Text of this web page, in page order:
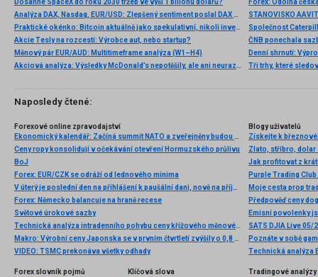
Dosáhne SpaceX do roku 2030 tržeb ve výši 1 bilionu dolarů?
Analýza DAX, Nasdaq, EUR/USD: Zlepšený sentiment poslal DAX na nová maxima
Praktické okénko: Bitcoin aktuálně jako spekulativní, nikoli investiční aktivum
Akcie Tesly na rozcestí: Výrobce aut, nebo startup?
Měnový pár EUR/AUD: Multitimeframe analýza (W1–H4)
Akciová analýza: Výsledky McDonald’s nepotěšily, ale ani neurazily. Jakou vizi společnost prezentovala?
Denní shrnutí:
Tři trhy, které
Naposledy čtené:
Forexové online zpravodajství
Ekonomický kalendář: Začíná summit NATO a zveřejněny budou PMI z Evropy i USA
Ceny ropy konsolidují v očekávání otevření Hormuzského průlivu
BoJ
Forex: EUR/CZK se odráží od lednového minima
V úterý je poslední den na přihlášení k paušální dani, nově na příjmy do dvou milionů ročně. Vyplatí se třeba advokátům, zato řemeslníkům spíše ne
Forex: Německo balancuje na hraně recese
Světové úrokové sazby
Technická analýza intradenního pohybu ceny křížového měnového páru EUR/JPY, pondělí 19. května 2025
Makro: Výrobní ceny Japonska se v prvním čtvrtletí zvýšily o 0,8 pct
VIDEO: TSMC prekonáva všetky odhady
Blogy uživatelů
Zlato, stříbro, dolar
Jak profitovat z
Purple Trading
Moje cesta prop
Emisní povolenky
SATS DJIA Live 05/
Poznáte v sobě
Technická analýza
Forex slovník pojmů
Klíčová slova
Tradingové analýzy